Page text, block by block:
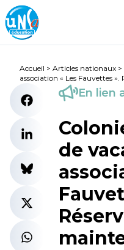
Accueil > Articles nationaux >
association « Les Fauvettes
En lien
de